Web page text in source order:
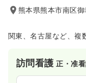
熊本県熊本市南区
関東、名古屋など、複
訪問看護正・准